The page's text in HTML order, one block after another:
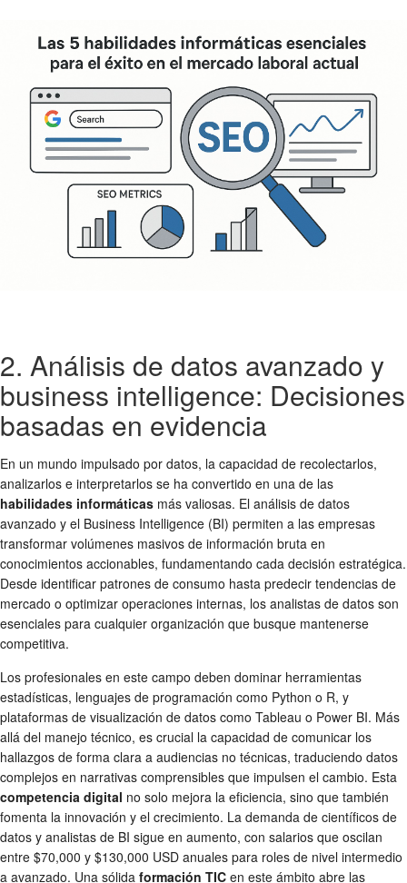
2. Análisis de datos avanzado y
business intelligence: Decisiones
basadas en evidencia
En un mundo impulsado por datos, la capacidad de recolectarlos,
analizarlos e interpretarlos se ha convertido en una de las
habilidades informáticas más valiosas. El análisis de datos
avanzado y el Business Intelligence (BI) permiten a las empresas
transformar volúmenes masivos de información bruta en
conocimientos accionables, fundamentando cada decisión estratégica.
Desde identificar patrones de consumo hasta predecir tendencias de
mercado o optimizar operaciones internas, los analistas de datos son
esenciales para cualquier organización que busque mantenerse
competitiva.
Los profesionales en este campo deben dominar herramientas
estadísticas, lenguajes de programación como Python o R, y
plataformas de visualización de datos como Tableau o Power BI. Más
allá del manejo técnico, es crucial la capacidad de comunicar los
hallazgos de forma clara a audiencias no técnicas, traduciendo datos
complejos en narrativas comprensibles que impulsen el cambio. Esta
competencia digital no solo mejora la eficiencia, sino que también
fomenta la innovación y el crecimiento. La demanda de científicos de
datos y analistas de BI sigue en aumento, con salarios que oscilan
entre $70,000 y $130,000 USD anuales para roles de nivel intermedio
a avanzado. Una sólida formación TIC en este ámbito abre las